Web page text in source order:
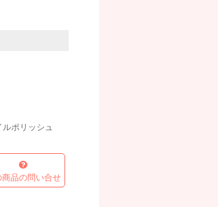
ポリッシュ
商品の問い合せ